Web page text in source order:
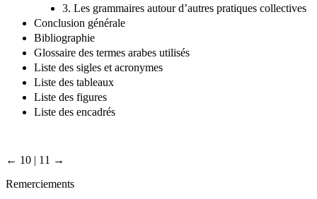
3. Les grammaires autour d’autres pratiques collectives
Conclusion générale
Bibliographie
Glossaire des termes arabes utilisés
Liste des sigles et acronymes
Liste des tableaux
Liste des figures
Liste des encadrés
← 10 | 11 →
Remerciements